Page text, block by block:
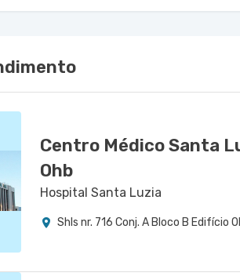
Centro Médico Santa
Ohb
Hospital Santa Luzia
Shls nr. 716 Conj. A Bloco B Edifício